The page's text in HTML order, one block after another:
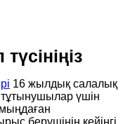
16 жылдық салалық
үшін
берушінің кейінгі